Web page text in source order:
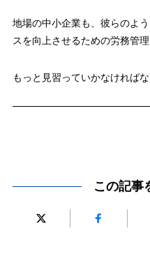
地場の中小企業も、彼らのよ
スを向上させるための労務管理
もっと見習っていかなければ
この記事